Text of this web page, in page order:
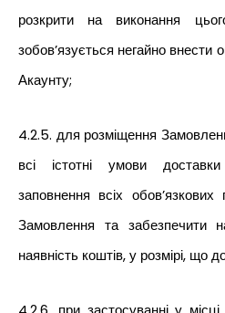
розкрити на виконання
зобов’язується негайно внести
Акаунту;
4.2.5. для розміщення
всі істотні умови
заповнення всіх
Замовлення та забезпечити
наявність коштів, у розмірі, що